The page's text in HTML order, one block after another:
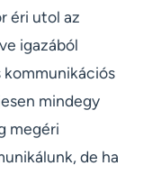
éri utol az
igazából
kommunikációs
mindegy
megéri
de ha